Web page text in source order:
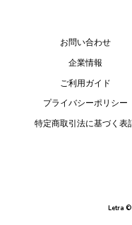
お問い合わせ
企業情報
ご利用ガイド
プライバシーポリシー
特定商取引法に基づく表
Letra ©